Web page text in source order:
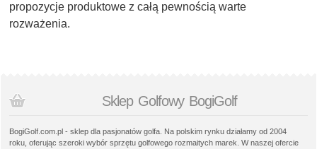
propozycje produktowe z całą pewnością warte
rozważenia.
Sklep Golfowy BogiGolf
BogiGolf.com.pl - sklep dla pasjonatów golfa. Na polskim rynku działamy od 2004
roku, oferując szeroki wybór sprzętu golfowego rozmaitych marek. W naszej ofercie